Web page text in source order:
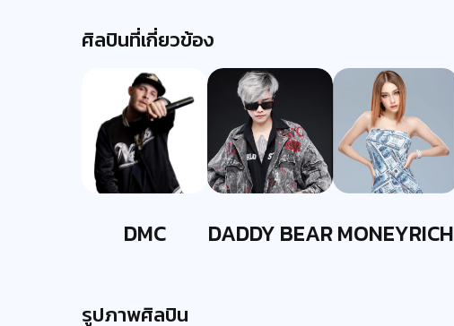
ศิลปินที่เกี่ยวข้อง
DMC DADDY BEARMONEYRICH
รูปภาพศิลปิน